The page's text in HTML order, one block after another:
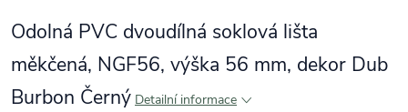
Odolná PVC dvoudílná soklová lišta
měkčená, NGF56, výška 56 mm, dekor Dub
Burbon Černý Detailní informace